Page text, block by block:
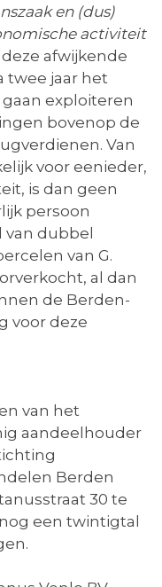
en (dus)
activiteit
afwijkende
twee jaar het
exploiteren
bovenop de
Van
voor eenieder,
is dan geen
persoon
van dubbel
van G.
al dan
de Berden-
voor deze
van het
aandeelhouder
Berden
30 te
een twintigtal